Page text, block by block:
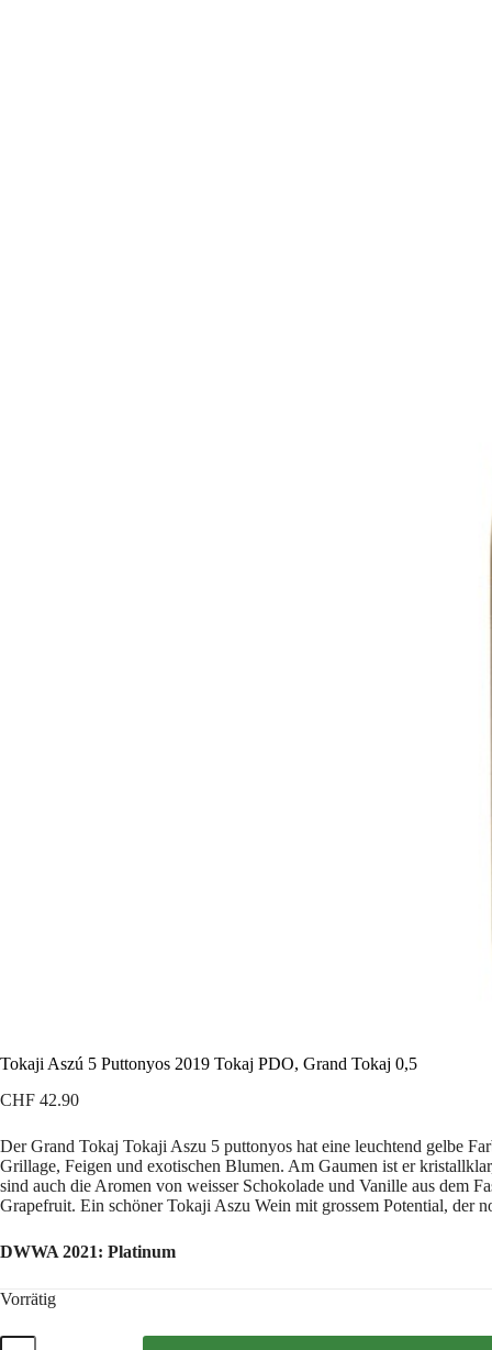
Tokaji Aszú 5 Puttonyos 2019 Tokaj PDO, Grand Tokaj 0,5
CHF 42.90
Der Grand Tokaj Tokaji Aszu 5 puttonyos hat eine leuchtend gelbe
Grillage, Feigen und exotischen Blumen. Am Gaumen ist er
sind auch die Aromen von weisser Schokolade und Vanille aus dem
Grapefruit. Ein schöner Tokaji Aszu Wein mit grossem Potential, der
DWWA 2021: Platinum
Vorrätig
Tokaji